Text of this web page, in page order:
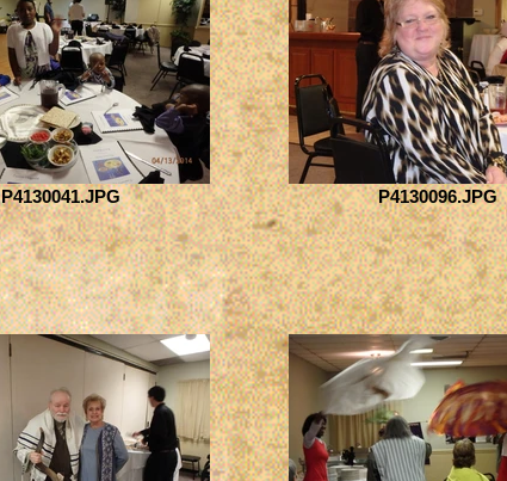
P4130041.JPG P4130096.JPG